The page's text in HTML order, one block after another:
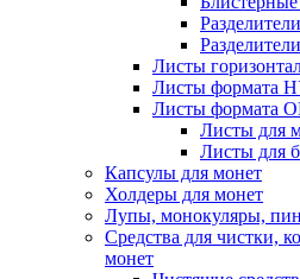
Листы
Листы формата
Листы формата
Листы для
Листы для
Капсулы для монет
Холдеры для монет
Лупы, монокуляры,
Средства для чистки,
монет